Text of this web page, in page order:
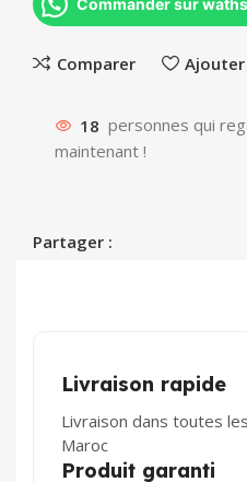
Commander sur
Comparer
18 personnes qui
maintenant !
Partager :
Livraison rapide
Livraison dans toutes
Maroc
Produit garanti